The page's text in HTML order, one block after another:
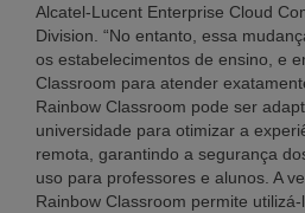
Alcatel-Lucent Enterprise Cloud
Division. “No entanto, essa
os estabelecimentos de ensino, e
Classroom para atender
Rainbow Classroom pode ser
universidade para otimizar a
remota, garantindo a segurança
uso para professores e alunos. A
Rainbow Classroom permite